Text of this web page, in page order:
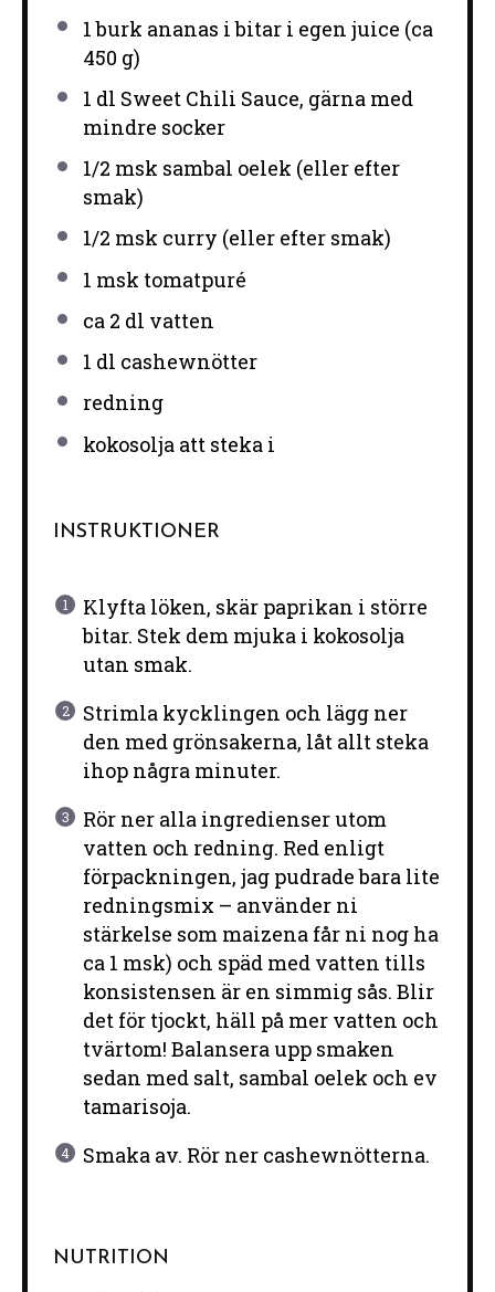
1burk ananas i bitar i egen juice (ca
450 g)
1 dl Sweet Chili Sauce, gärna med
mindre socker
1/2 msk sambal oelek (eller efter
smak)
1/2 msk curry (eller efter smak)
1 msk tomatpuré
ca 2 dl vatten
1 dl cashewnötter
redning
kokosolja att steka i
INSTRUKTIONER
Klyfta löken, skär paprikan i större
bitar. Stek dem mjuka i kokosolja
utan smak.
Strimla kycklingen och lägg ner
den med grönsakerna, låt allt steka
ihop några minuter.
Rör ner alla ingredienser utom
vatten och redning. Red enligt
förpackningen, jag pudrade bara lite
redningsmix – använder ni
stärkelse som maizena får ni nog ha
ca 1 msk) och späd med vatten tills
konsistensen är en simmig sås. Blir
det för tjockt, häll på mer vatten och
tvärtom! Balansera upp smaken
sedan med salt, sambal oelek och ev
tamarisoja.
Smaka av. Rör ner cashewnötterna.
NUTRITION